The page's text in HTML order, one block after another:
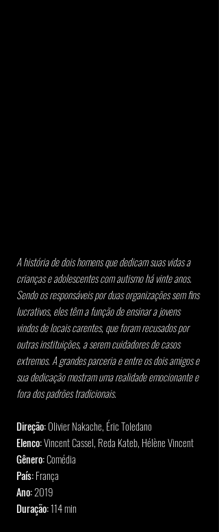
A história de dois homens que dedicam suas vidas a
crianças e adolescentes com autismo há vinte anos.
Sendo os responsáveis por duas organizações sem fins
lucrativos, eles têm a função de ensinar a jovens
vindos de locais carentes, que foram recusados por
outras instituições, a serem cuidadores de casos
extremos. A grandes parceria e entre os dois amigos e
sua dedicação mostram uma realidade emocionante e
fora dos padrões tradicionais.
Direção: Olivier Nakache, Éric Toledano
Elenco: Vincent Cassel, Reda Kateb, Hélène Vincent
Gênero: Comédia
País: França
Ano: 2019
Duração: 114 min